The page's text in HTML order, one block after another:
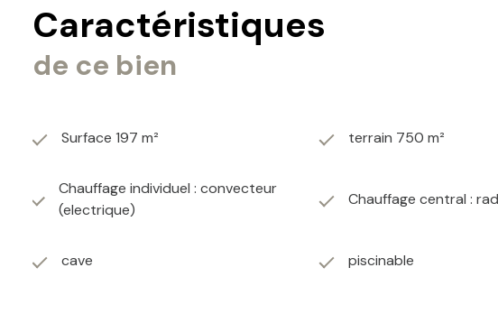
Caractéristiques
de ce bien
Surface 197 m² terrain 750 m²
Chauffage individuel : convecteur
(electrique)
Chauffage central :
cave piscinable